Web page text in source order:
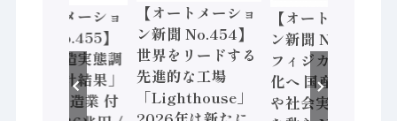
【オートメーショ
ン新聞 No.455】
「経済構造実態調
査二次集計結果」
2024年製造業 付
【オートメーショ
ン新聞 No.454】
世界をリードする
先進的な工場
「Lighthouse」
【オートメーショ
ン新聞 No.453】
フィジカルAI本格
化へ 国産AI開発
や社会実装に活発